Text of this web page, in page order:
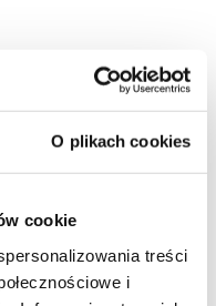
O plikach cookies
cookie
treści
i